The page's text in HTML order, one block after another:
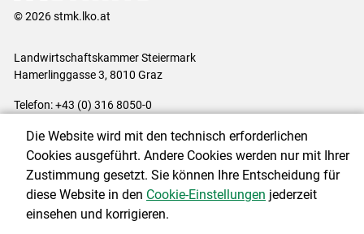
© 2026 stmk.lko.at
Landwirtschaftskammer Steiermark
Hamerlinggasse 3, 8010 Graz
Telefon: +43 (0) 316 8050-0
Impressum|Kontakt|Datenschutzerklärung|Barrierefreiheit|
Cookie-Einstellungen
Die Website wird mit den technisch erforderlichen
Cookies ausgeführt. Andere Cookies werden nur mit Ihrer
Zustimmung gesetzt. Sie können Ihre Entscheidung für
diese Website in den Cookie-Einstellungen jederzeit
einsehen und korrigieren.